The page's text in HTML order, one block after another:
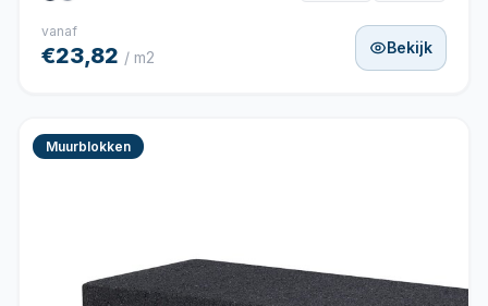
vanaf
€23,82 / m2
Bekijk
Muurblokken